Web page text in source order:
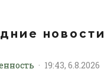
новости
· 19:43, 6.8.2026